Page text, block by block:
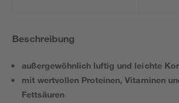
Beschreibung
außergewöhnlich luftig und leichte
mit wertvollen Proteinen, Vitaminen
Fettsäuren